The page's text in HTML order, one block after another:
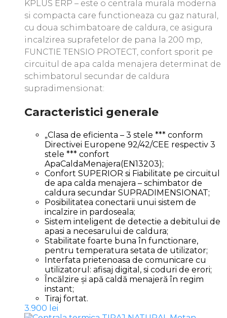
KPLUS ERP – este o centrala murala moderna
si compacta care functioneaza cu gaz natural,
cu doua schimbatoare de caldura, ce asigura
incalzirea suprafetelor de pana la 200 mp,
FUNCTIE TENSIO PROTECT, confort sporit pe
circuitul de apa calda menajera determinat de
schimbatorul secundar de caldura
supradimensionat:
Caracteristici generale
„Clasa de eficienta – 3 stele *** conform
Directivei Europene 92/42/CEE respectiv 3
stele *** confort
ApaCaldaMenajera(EN13203);
Confort SUPERIOR si Fiabilitate pe circuitul
de apa calda menajera – schimbator de
caldura secundar SUPRADIMENSIONAT;
Posibilitatea conectarii unui sistem de
incalzire in pardoseala;
Sistem inteligent de detectie a debitului de
apasi a necesarului de caldura;
Stabilitate foarte buna în functionare,
pentru temperatura setata de utilizator;
Interfata prietenoasa de comunicare cu
utilizatorul: afisaj digital, si coduri de erori;
Încălzire și apă caldă menajeră în regim
instant;
Tiraj fortat.
3.900 lei